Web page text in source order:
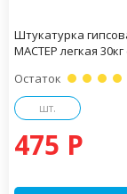
Штукатурка
МАСТЕР легкая
Остаток
шт.
475 P